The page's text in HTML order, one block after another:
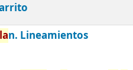
lan. Lineamientos